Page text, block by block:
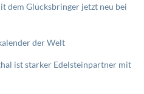
dem Glücksbringer jetzt neu bei
der Welt
ist starker Edelsteinpartner mit